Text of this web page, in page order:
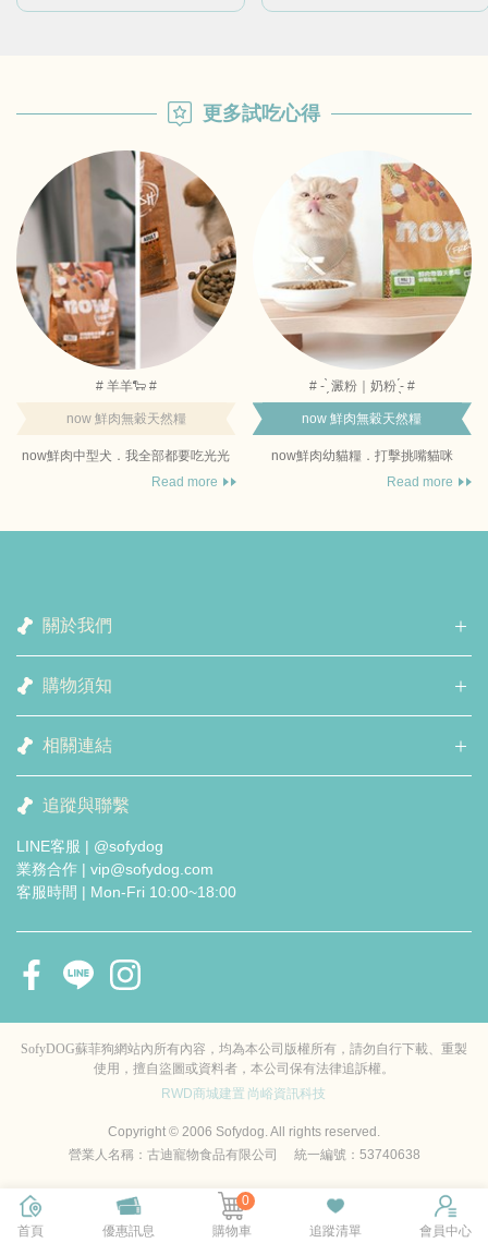
更多試吃心得
# 羊羊🐑 #
now 鮮肉無穀天然糧
now鮮肉中型犬．我全部都要吃光光
Read more
# - ̗̀ 澱粉｜奶粉 ̖́- #
now 鮮肉無穀天然糧
now鮮肉幼貓糧．打擊挑嘴貓咪
Read more
關於我們
購物須知
相關連結
追蹤與聯繫
LINE客服 | @sofydog
業務合作 | vip@sofydog.com
客服時間 | Mon-Fri 10:00~18:00
SofyDOG蘇菲狗網站內所有內容，均為本公司版權所有，請勿自行下載、重製
使用，擅自盜圖或資料者，本公司保有法律追訴權。
RWD商城建置 尚峪資訊科技
Copyright © 2006 Sofydog. All rights reserved.
營業人名稱：古迪寵物食品有限公司 統一編號：53740638
首頁 優惠訊息
0
購物車
追蹤清單 會員中心